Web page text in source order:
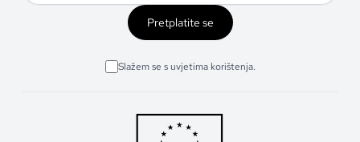
Pretplatite se
Slažem se s uvjetima korištenja.